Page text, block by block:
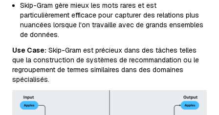
Skip-Gram gère mieux les mots rares et est
particulièrement efficace pour capturer des relations plus
nuancées lorsque l'on travaille avec de grands ensembles
de données.
Use Case: Skip-Gram est précieux dans des tâches telles
que la construction de systèmes de recommandation ou le
regroupement de termes similaires dans des domaines
spécialisés.